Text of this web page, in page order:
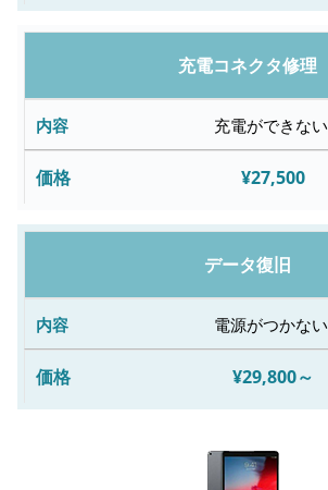
理
充電コネクタ修理
充電ができない
¥27,500
データ復旧
電源がつかない
¥29,800～